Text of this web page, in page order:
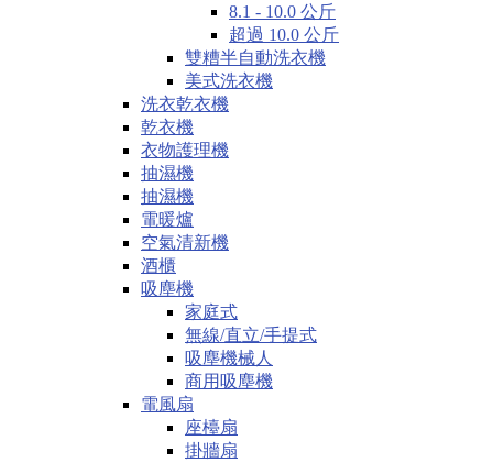
8.1 - 10.0 公斤
超過 10.0 公斤
雙糟半自動洗衣機
美式洗衣機
洗衣乾衣機
乾衣機
衣物護理機
抽濕機
抽濕機
電暖爐
空氣清新機
酒櫃
吸塵機
家庭式
無線/直立/手提式
吸塵機械人
商用吸塵機
電風扇
座檯扇
掛牆扇